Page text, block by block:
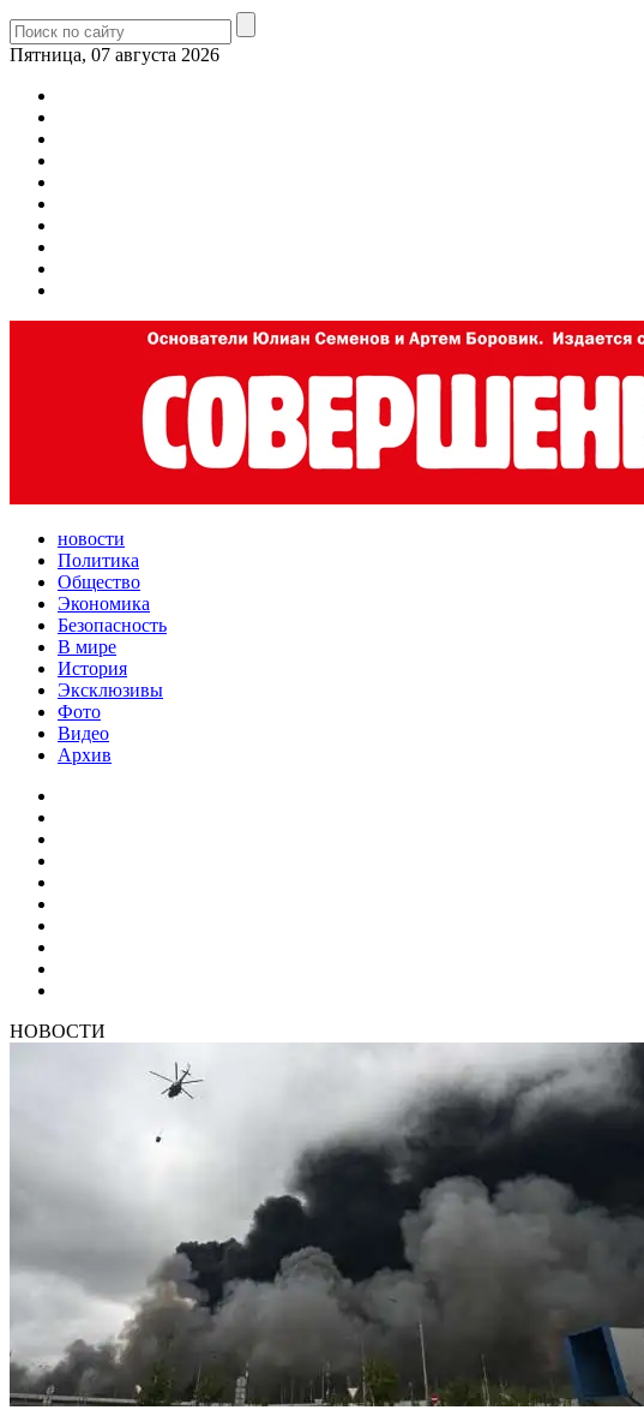
Пятница, 07 августа 2026
новости
Политика
Общество
Экономика
Безопасность
В мире
История
Эксклюзивы
Фото
Видео
Архив
НОВОСТИ